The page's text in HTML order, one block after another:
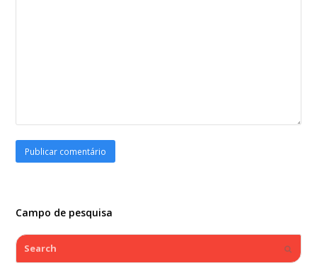
Campo de pesquisa
Search